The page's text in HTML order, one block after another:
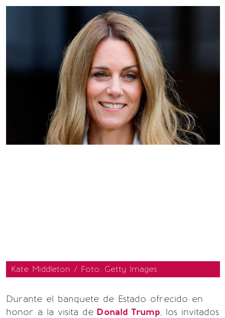
Kate Middleton / Foto: Getty Images
Durante el banquete de Estado ofrecido en
honor a la visita de Donald Trump, los invitados